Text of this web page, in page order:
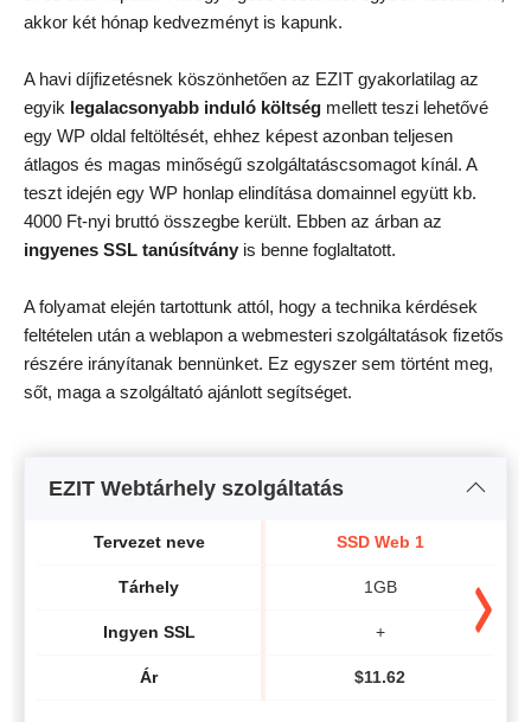
akkor két hónap kedvezményt is kapunk.
A havi díjfizetésnek köszönhetően az EZIT gyakorlatilag az
egyik legalacsonyabb induló költség mellett teszi lehetővé
egy WP oldal feltöltését, ehhez képest azonban teljesen
átlagos és magas minőségű szolgáltatáscsomagot kínál. A
teszt idején egy WP honlap elindítása domainnel együtt kb.
4000 Ft-nyi bruttó összegbe került. Ebben az árban az
ingyenes SSL tanúsítvány is benne foglaltatott.
A folyamat elején tartottunk attól, hogy a technika kérdések
feltételen után a weblapon a webmesteri szolgáltatások fizetős
részére irányítanak bennünket. Ez egyszer sem történt meg,
sőt, maga a szolgáltató ajánlott segítséget.
EZIT Webtárhely szolgáltatás
Tervezet neve
Tárhely
Ingyen SSL
Ár
SSD Web 1
1GB
+
$11.62